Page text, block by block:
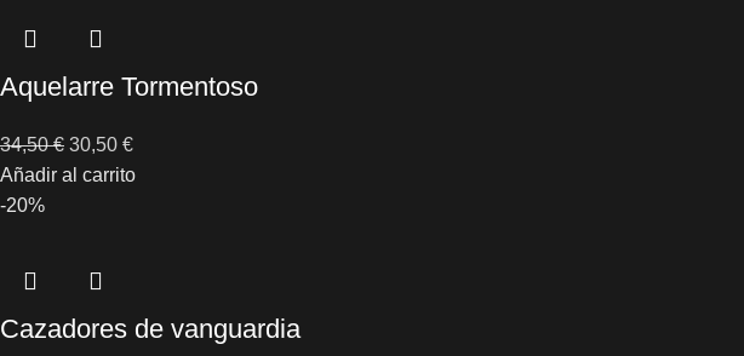
Aquelarre Tormentoso
34,50€ 30,50 €
Añadir al carrito
-20%
Cazadores de vanguardia